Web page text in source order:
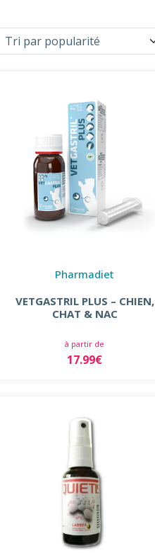
Pharmadiet
VETGASTRIL PLUS – CHIEN,
CHAT & NAC
à partir de
17.99€